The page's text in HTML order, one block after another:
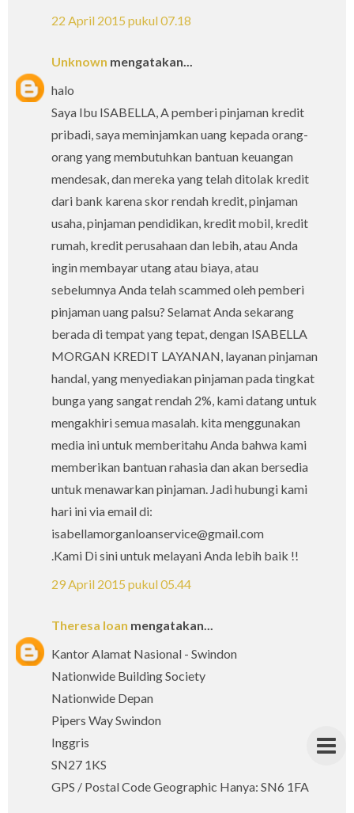
22 April 2015 pukul 07.18
Unknown mengatakan...
halo
Saya Ibu ISABELLA, A pemberi pinjaman kredit
pribadi, saya meminjamkan uang kepada orang-
orang yang membutuhkan bantuan keuangan
mendesak, dan mereka yang telah ditolak kredit
dari bank karena skor rendah kredit, pinjaman
usaha, pinjaman pendidikan, kredit mobil, kredit
rumah, kredit perusahaan dan lebih, atau Anda
ingin membayar utang atau biaya, atau
sebelumnya Anda telah scammed oleh pemberi
pinjaman uang palsu? Selamat Anda sekarang
berada di tempat yang tepat, dengan ISABELLA
MORGAN KREDIT LAYANAN, layanan pinjaman
handal, yang menyediakan pinjaman pada tingkat
bunga yang sangat rendah 2%, kami datang untuk
mengakhiri semua masalah. kita menggunakan
media ini untuk memberitahu Anda bahwa kami
memberikan bantuan rahasia dan akan bersedia
untuk menawarkan pinjaman. Jadi hubungi kami
hari ini via email di:
isabellamorganloanservice@gmail.com
.Kami Di sini untuk melayani Anda lebih baik !!
29 April 2015 pukul 05.44
Theresa loan mengatakan...
Kantor Alamat Nasional - Swindon
Nationwide Building Society
Nationwide Depan
Pipers Way Swindon
Inggris
SN27 1KS
GPS / Postal Code Geographic Hanya: SN6 1FA